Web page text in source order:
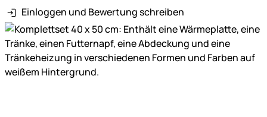
Einloggen und Bewertung schreiben
Produktgalerie